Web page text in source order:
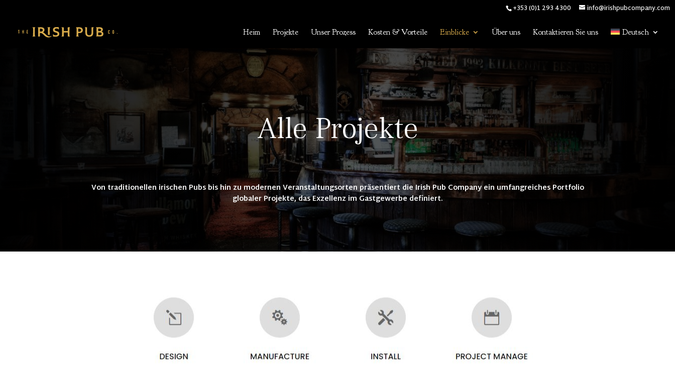
+353 (0)1 293 4300 info@irishpubcompany.com
Heim Projekte Unser Prozess Kosten & Vorteile Einblicke Über uns Kontaktieren Sie uns Deutsch
Alle Projekte
Von traditionellen irischen Pubs bis hin zu modernen Veranstaltungsorten präsentiert die Irish Pub Company ein umfangreiches Portfolio
globaler Projekte, das Exzellenz im Gastgewerbe definiert.